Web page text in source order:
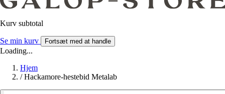
Kurv subtotal
Se min kurv Fortsæt med at handle
Loading...
Hjem
/ Hackamore-hestebid Metalab